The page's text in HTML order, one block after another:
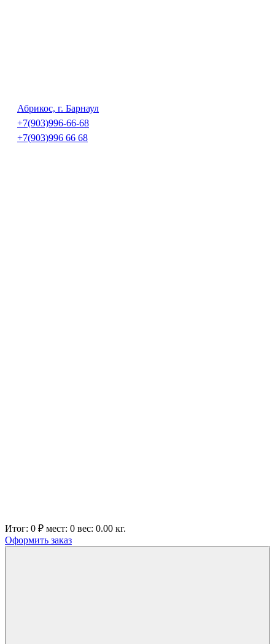
Абрикос, г. Барнаул
+7(903)996-66-68
+7(903)996 66 68
Итог: 0 ₽ мест: 0 вес: 0.00 кг.
Оформить заказ